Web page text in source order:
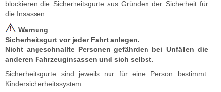
blockieren die Sicherheitsgurte aus Gründen der Sicherheit für
die Insassen.
Warnung
Sicherheitsgurt vor jeder Fahrt anlegen.
Nicht angeschnallte Personen gefährden bei Unfällen die
anderen Fahrzeuginsassen und sich selbst.
Sicherheitsgurte sind jeweils nur für eine Person bestimmt.
Kindersicherheitssystem.